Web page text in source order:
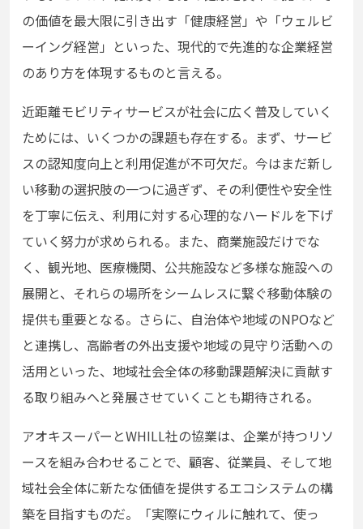
の価値を最大限に引き出す「健康経営」や「ウェルビ
ーイング経営」といった、現代的で先進的な企業経営
のあり方を体現するものと言える。
近距離モビリティサービスが社会に広く普及していく
ためには、いくつかの課題も存在する。まず、サービ
スの認知度向上と利用促進が不可欠だ。今はまだ新し
い移動の選択肢の一つに過ぎず、その利便性や安全性
を丁寧に伝え、利用に対する心理的なハードルを下げ
ていく努力が求められる。また、商業施設だけでな
く、観光地、医療機関、公共施設など多様な施設への
展開と、それらの場所をシームレスに繋ぐ移動体験の
提供も重要となる。さらに、自治体や地域のNPOなど
と連携し、高齢者の外出支援や地域の見守り活動への
活用といった、地域社会全体の移動課題解決に貢献す
る取り組みへと発展させていくことも期待される。
アオキスーパーとWHILL社の協業は、企業が持つリソ
ースを組み合わせることで、顧客、従業員、そして地
域社会全体に新たな価値を提供するエコシステムの構
築を目指すものだ。「実際にウィルに触れて、使っ